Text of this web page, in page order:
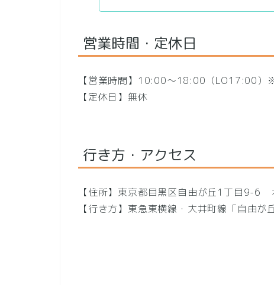
営業時間・定休日
【営業時間】10:00～18:00（LO17:00）
【定休日】無休
行き方・アクセス
【住所】東京都目黒区自由が丘1丁目9-6
【行き方】東急東横線・大井町線「自由が